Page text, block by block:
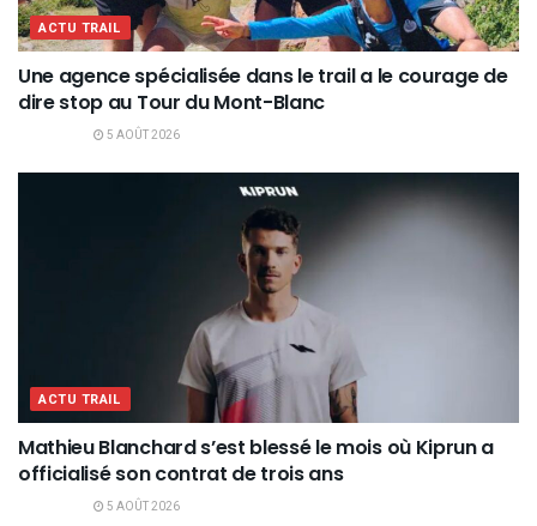
ACTU TRAIL
Une agence spécialisée dans le trail a le courage de
dire stop au Tour du Mont-Blanc
5 AOÛT 2026
ACTU TRAIL
Mathieu Blanchard s’est blessé le mois où Kiprun a
officialisé son contrat de trois ans
5 AOÛT 2026